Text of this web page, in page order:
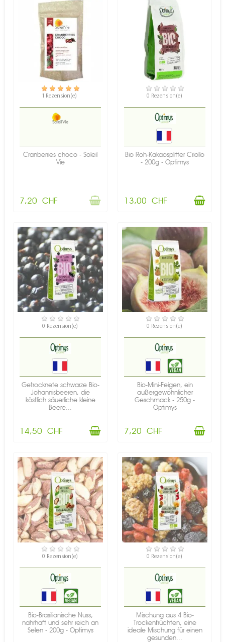
NICHT AUF LAGER
1 Rezension(e)
Cranberries choco - Soleil
Vie
7,20 CHF
VERFÜGBAR
0 Rezension(e)
Bio Roh-Kakaosplitter Criollo
- 200g - Optimys
13,00 CHF
VERFÜGBAR
0 Rezension(e)
Getrocknete schwarze Bio-
Johannisbeeren, die
köstlich säuerliche kleine
Beere...
14,50 CHF
VERFÜGBAR
0 Rezension(e)
Bio-Mini-Feigen, ein
außergewöhnlicher
Geschmack - 250g -
Optimys
7,20 CHF
VERFÜGBAR
0 Rezension(e)
Bio-Brasilianische Nuss,
nahrhaft und sehr reich an
Selen - 200g - Optimys
NICHT AUF LAGER
0 Rezension(e)
Mischung aus 4 Bio-
Trockenfrüchten, eine
ideale Mischung für einen
gesunden...